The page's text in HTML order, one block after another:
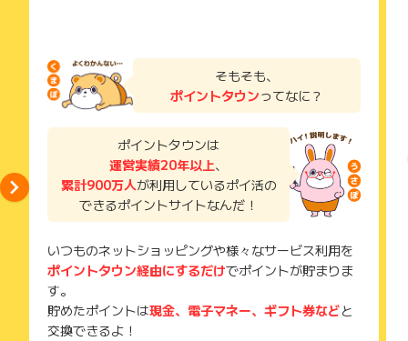
ださい。
各サービス・お買い物に掲載されている獲得条件を必ずよくお
読みください。
了などのメールは、ポイント獲得するまで必ず保管してくださ
獲得待ち・獲得失敗の状態でお問い合わせされる際に、該当の
メールを送っていただく場合がございます。
そのため、紛失・破棄された場合は対応いたしかねますので、
ご注意ください。
(※) SafariやChromeなどwebサイトを表示するアプリのこと
り、急遽終了となる場合がございます。
広告に遷移しない場合は掲載が終了となっておりポイントが獲
得できませんので、ご注意くださいませ。
※キャンセル・不備・いたずら・商品受取拒否及び不着、返品の
場合はポイント獲得対象外です。
そもそも、
ポイントタウンってなに？
ポイントタウンは
運営実績20年以上、
累計900万人が利用しているポイ活の
できるポイントサイトなんだ！
いつものネットショッピングや様々なサービス利用を
ポイントタウン経由にするだけでポイントが貯まりま
す。
貯めたポイントは現金、電子マネー、ギフト券などと
交換できるよ！